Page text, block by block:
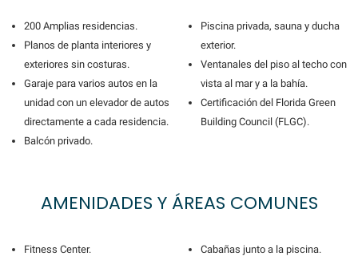
200 Amplias residencias.
Planos de planta interiores y
exteriores sin costuras.
Garaje para varios autos en la
unidad con un elevador de autos
directamente a cada residencia.
Balcón privado.
Piscina privada, sauna y ducha
exterior.
Ventanales del piso al techo con
vista al mar y a la bahía.
Certificación del Florida Green
Building Council (FLGC).
AMENIDADES Y ÁREAS COMUNES
Fitness Center.
Cabañas junto a la piscina.